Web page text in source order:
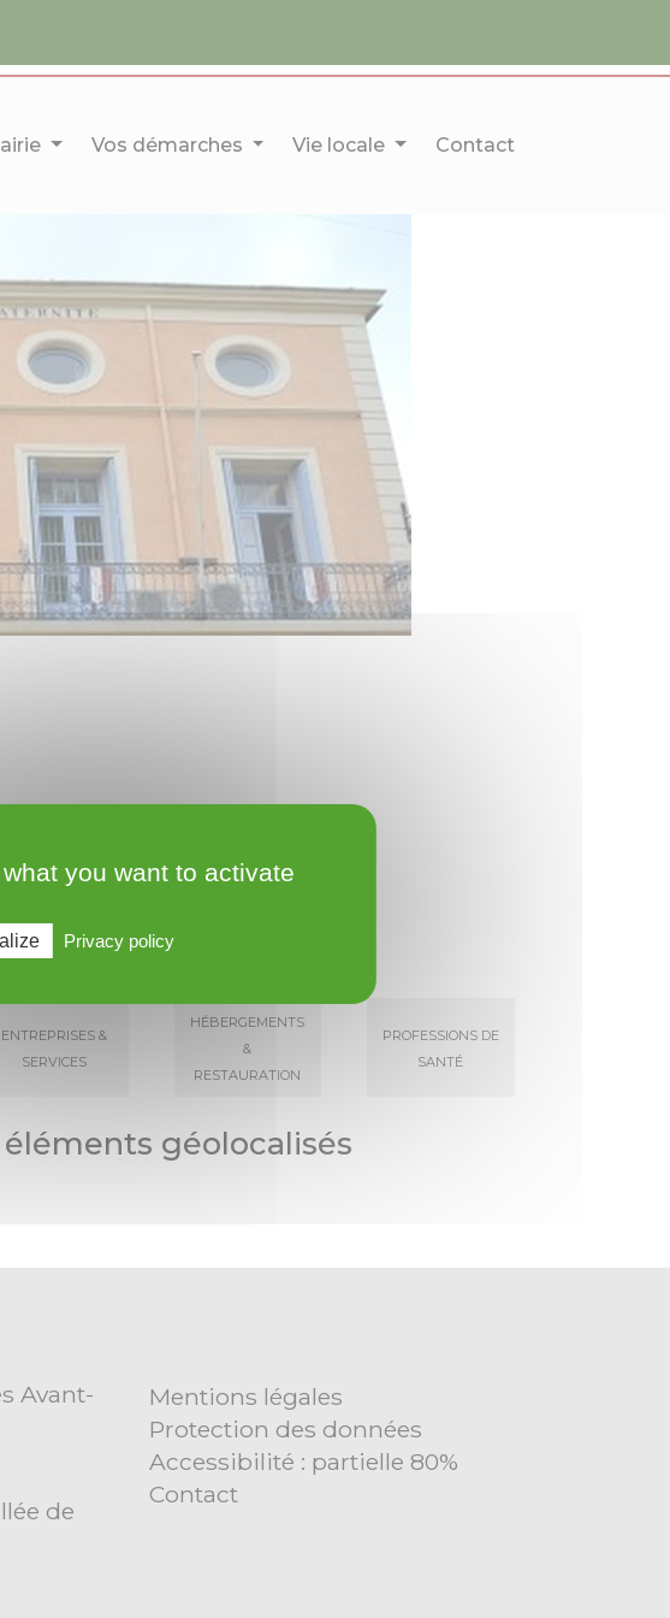
Vos démarches Vie locale Contact
Entreprises &
Services
Hébergements
&
Restauration
Professions de
santé
géolocalisés
Avant-
de
Mentions légales
Protection des données
Accessibilité : partielle 80%
Contact
you want to activate
Privacy policy